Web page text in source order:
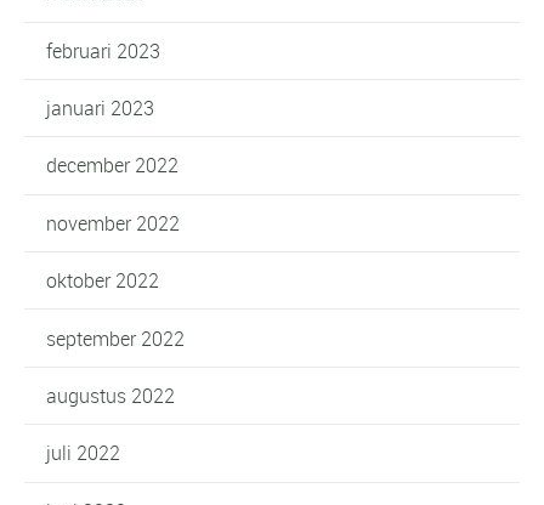
februari 2023
januari 2023
december 2022
november 2022
oktober 2022
september 2022
augustus 2022
juli 2022